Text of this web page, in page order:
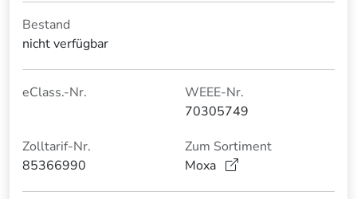
Bestand
nicht verfügbar
eClass.-Nr.
WEEE-Nr.
70305749
Zolltarif-Nr.
85366990
Zum Sortiment
Moxa